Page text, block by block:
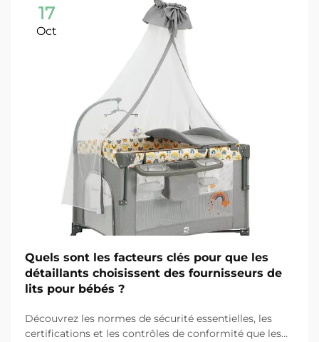
17
Oct
Quels sont les facteurs clés pour que les
détaillants choisissent des fournisseurs de
lits pour bébés ?
Découvrez les normes de sécurité essentielles, les
certifications et les contrôles de conformité que les